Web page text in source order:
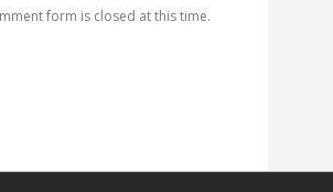
form is closed at this time.